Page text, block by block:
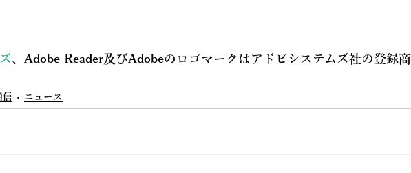
、Adobe Reader及びAdobeのロゴマークはアドビシステムズ社の登録商
信 ニュース